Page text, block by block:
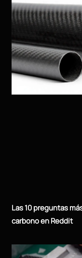
Las 10 preguntas
carbono en Reddit